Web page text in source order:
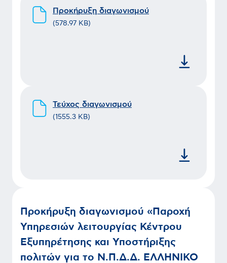
Προκήρυξη διαγωνισμού
(578.97 KB)
Τεύχος διαγωνισμού
(1555.3 KB)
Προκήρυξη διαγωνισμού «Παροχή
Υπηρεσιών λειτουργίας Κέντρου
Εξυπηρέτησης και Υποστήριξης
πολιτών για το Ν.Π.Δ.Δ. ΕΛΛΗΝΙΚΟ